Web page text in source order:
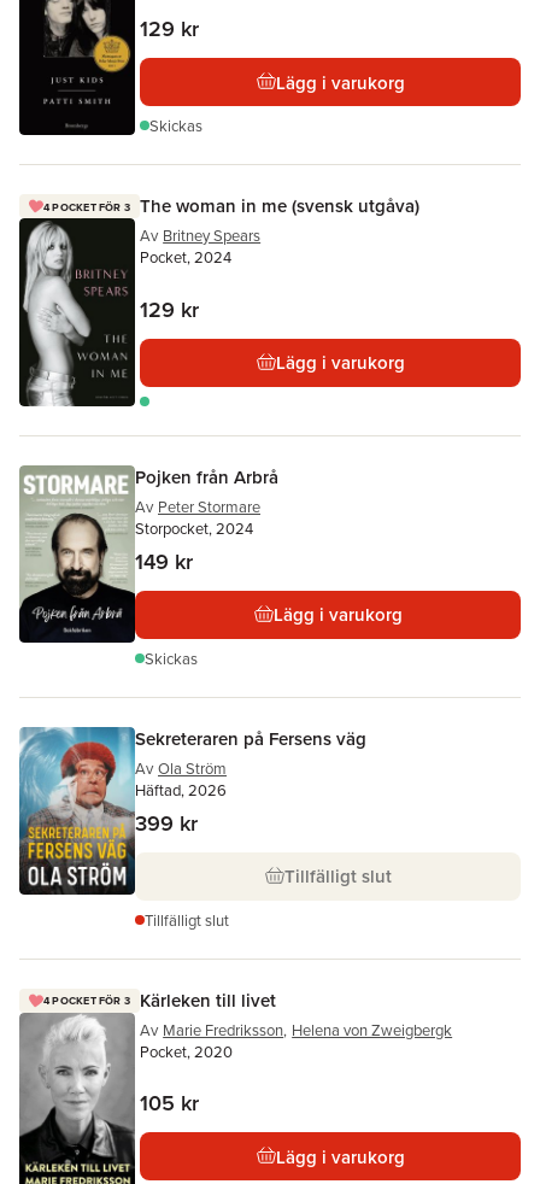
129 kr
Lägg i varukorg
Skickas
4 POCKET FÖR 3 The woman in me (svensk utgåva)
Av Britney Spears
Pocket, 2024
129 kr
Lägg i varukorg
Pojken från Arbrå
Av Peter Stormare
Storpocket, 2024
149 kr
Lägg i varukorg
Skickas
Sekreteraren på Fersens väg
Av Ola Ström
Häftad, 2026
399 kr
Tillfälligt slut
Tillfälligt slut
4 POCKET FÖR 3 Kärleken till livet
Av Marie Fredriksson, Helena von Zweigbergk
Pocket, 2020
105 kr
Lägg i varukorg